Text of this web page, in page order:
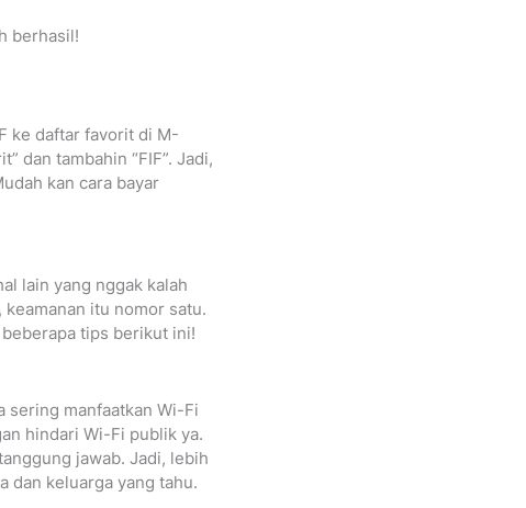
berhasil!
ke daftar favorit di M-
dan tambahin “FIF”. Jadi,
kan cara bayar
lain yang nggak kalah
itu nomor satu.
tips berikut ini!
sering manfaatkan Wi-Fi
hindari Wi-Fi publik ya.
jawab. Jadi, lebih
dan keluarga yang tahu.